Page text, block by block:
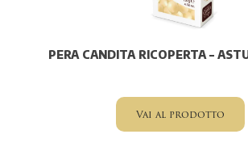
PERA CANDITA RICOPERTA –
Vai al prodotto